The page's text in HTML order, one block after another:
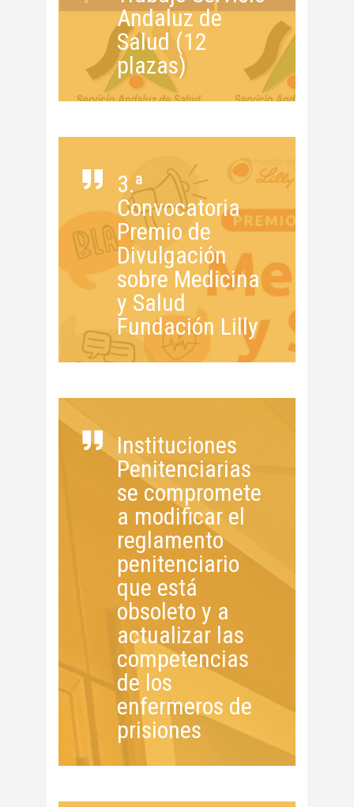
Andaluz de
Salud (12
plazas)
3.ª
Convocatoria
Premio de
Divulgación
sobre Medicina
y Salud
Fundación Lilly
Instituciones
Penitenciarias
se compromete
a modificar el
reglamento
penitenciario
que está
obsoleto y a
actualizar las
competencias
de los
enfermeros de
prisiones